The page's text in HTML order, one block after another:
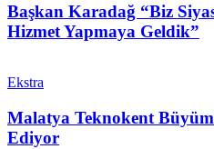
Başkan Karadağ “Biz
Hizmet Yapmaya Geldik”
Ekstra
Malatya Teknokent
Ediyor